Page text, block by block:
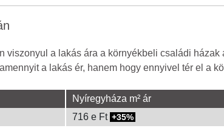
viszonyul a lakás ára a környékbeli családi házak
a lakás ér, hanem hogy ennyivel tér el a
Nyíregyháza m² ár
716 e Ft 35%